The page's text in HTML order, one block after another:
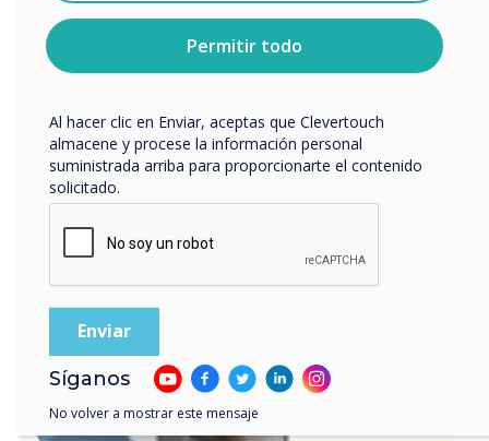
LEER SIGUIENTE
Permitir todo
sobre cómo darte de baja, nuestras prácticas de
privacidad y cómo nos comprometemos a proteger y
respetar tu privacidad, consulta nuestra
Al hacer clic en Enviar, aceptas que Clevertouch
almacene y procese la información personal
suministrada arriba para proporcionarte el contenido
solicitado.
Síganos
No volver a mostrar este mensaje